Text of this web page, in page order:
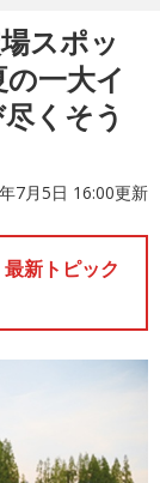
スポッ
一大イ
くそう
7月5日 16:00更新
新トピック